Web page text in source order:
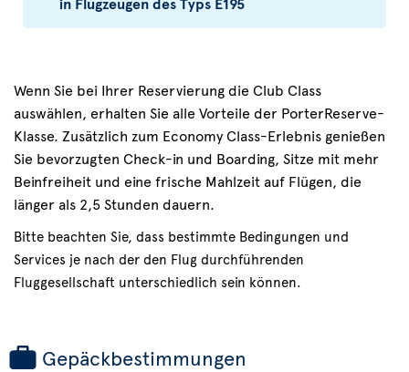
Wenn Sie bei Ihrer Reservierung die Club Class
auswählen, erhalten Sie alle Vorteile der PorterReserve-
Klasse. Zusätzlich zum Economy Class-Erlebnis genießen
Sie bevorzugten Check-in und Boarding, Sitze mit mehr
Beinfreiheit und eine frische Mahlzeit auf Flügen, die
länger als 2,5 Stunden dauern.
Bitte beachten Sie, dass bestimmte Bedingungen und
Services je nach der den Flug durchführenden
Fluggesellschaft unterschiedlich sein können.
Gepäckbestimmungen